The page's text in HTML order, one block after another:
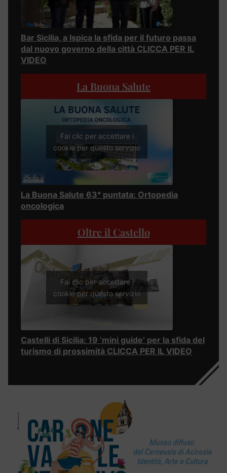
Bar Sicilia, a Ispica la sfida per il futuro passa
dal nuovo governo della città CLICCA PER IL
VIDEO
La Buona Salute
Fai clic per accettare i
cookie per questo servizio
La Buona Salute 63° puntata: Ortopedia
oncologica
Oltre il Castello
Fai clic per accettare i
cookie per questo servizio
Castelli di Sicilia: 19 ‘mini guide’ per la sfida del
turismo di prossimità CLICCA PER IL VIDEO